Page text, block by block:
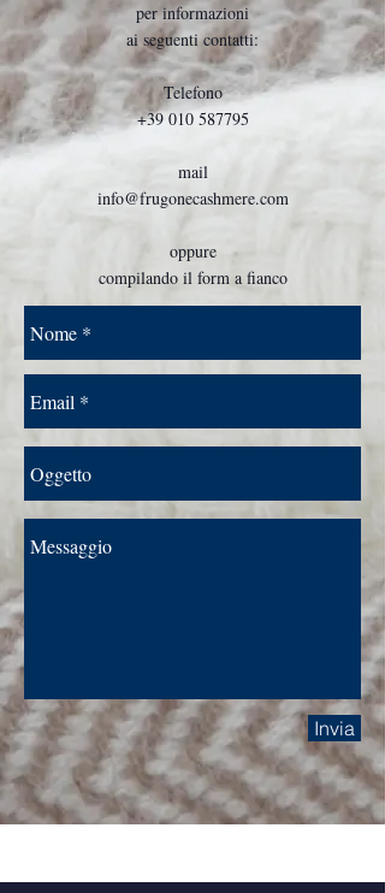
per informazioni
ai seguenti contatti:
Telefono
+39 010 587795
mail
info@frugonecashmere.com
oppure
compilando il form a fianco
Invia